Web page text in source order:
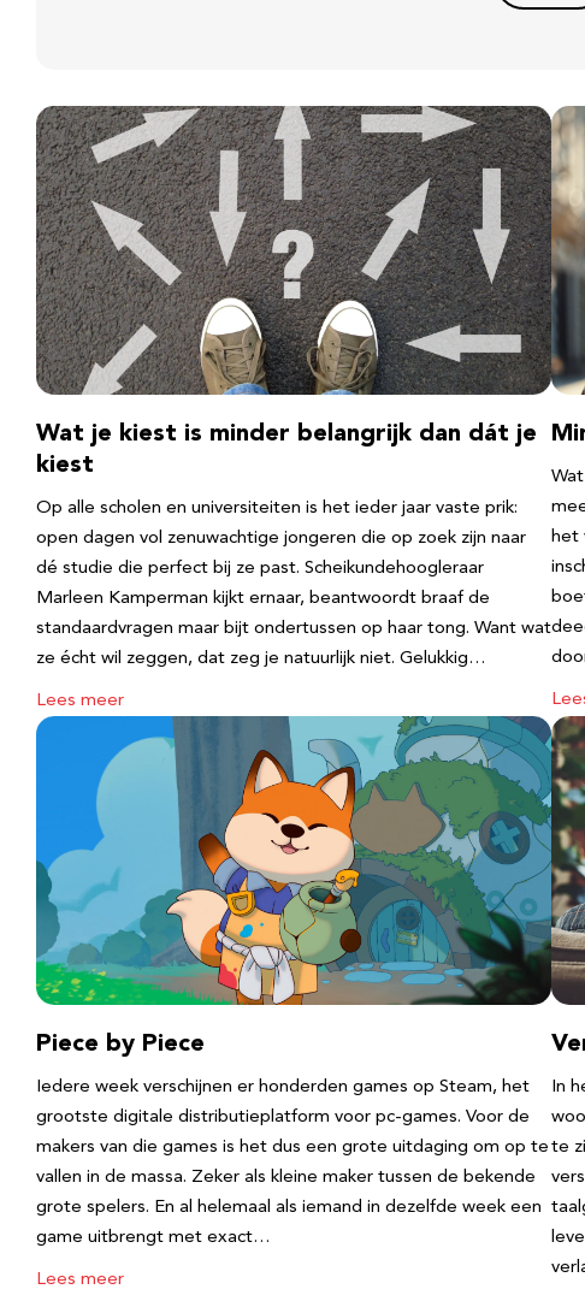
Wat je kiest is minder belangrijk dan dát je
kiest
Op alle scholen en universiteiten is het ieder jaar vaste prik:
open dagen vol zenuwachtige jongeren die op zoek zijn naar
dé studie die perfect bij ze past. Scheikundehoogleraar
Marleen Kamperman kijkt ernaar, beantwoordt braaf de
standaardvragen maar bijt ondertussen op haar tong. Want wat
ze écht wil zeggen, dat zeg je natuurlijk niet. Gelukkig…
Lees meer
het
Piece by Piece
Iedere week verschijnen er honderden games op Steam, het
grootste digitale distributieplatform voor pc-games. Voor de
makers van die games is het dus een grote uitdaging om op te
vallen in de massa. Zeker als kleine maker tussen de bekende
grote spelers. En al helemaal als iemand in dezelfde week een
game uitbrengt met exact…
Lees meer
In
te